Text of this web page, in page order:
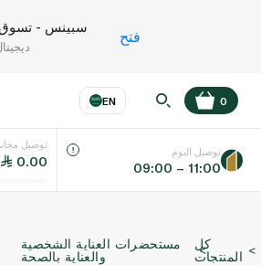
سبينس - تسوق
فتح
EN
اللغة عر
KSA
0
توصيل
0.00
توصيل اليوم
09:00 – 11:00
كل
المنتجات
مستحضرات العناية الشخصية
والعناية بالصحة